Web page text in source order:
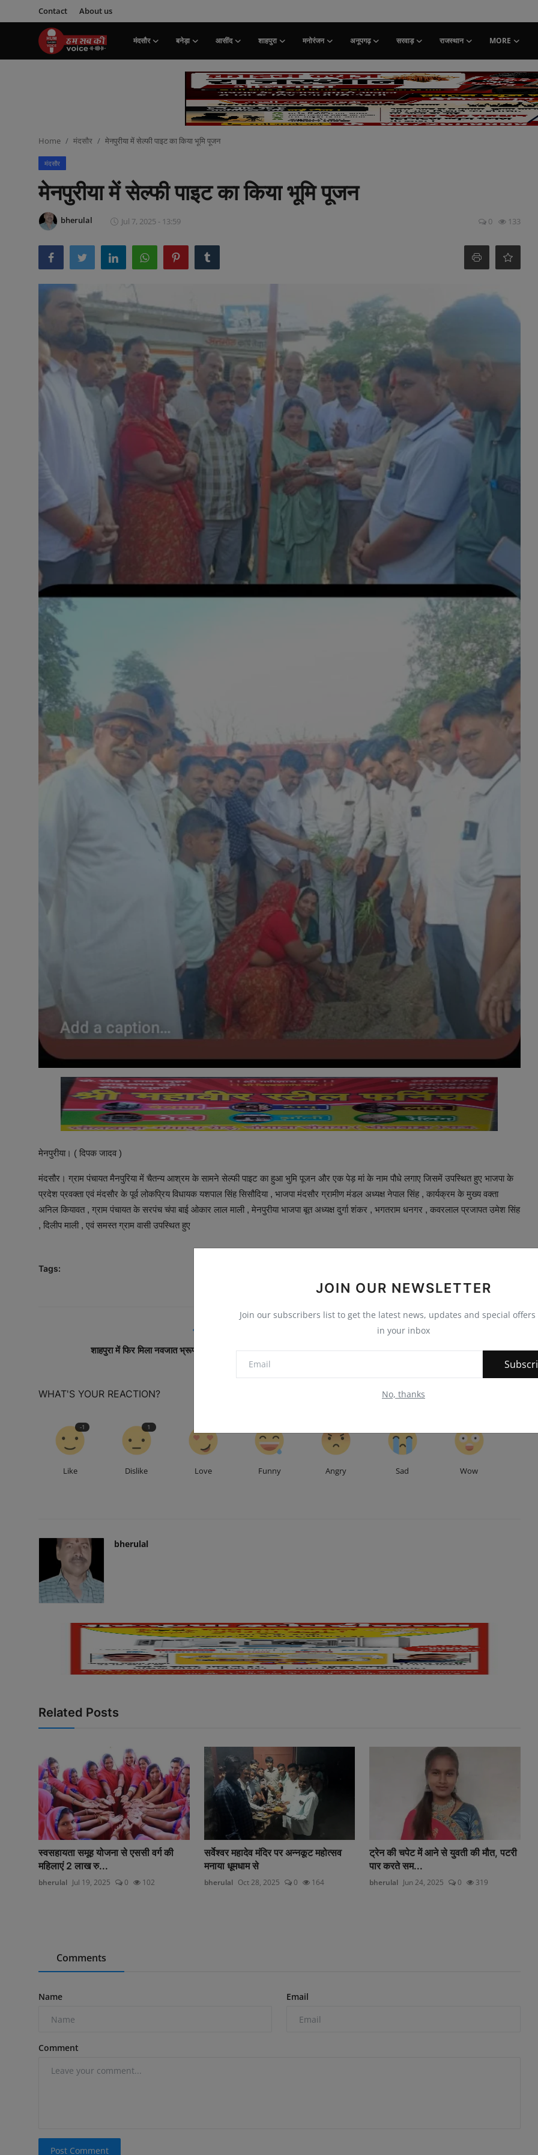
Contact About us
मंदसौर बनेड़ा आसींद शाहपुरा मनोरंजन अनूपगढ़ सरवाड़ राजस्थान MORE
About us
राजस्थान
भीलवाड़ा
JOIN OUR NEWSLETTER
Join our subscribers list to get the latest news, updates and special
in your inbox
No, thanks
Home मंदसौर मेनपुरीया में सेल्फी पाइट का किया भूमि पूजन
मंदसौर
मेनपुरीया में सेल्फी पाइट का किया भूमि पूजन
bherulal Jul 7, 2025 - 13:59 0 133
मेनपुरीया। ( दिपक जादव )
मंदसौर। ग्राम पंचायत मैनपुरिया में चैतन्य आश्रम के सामने सेल्फी पाइट का हुआ भुमि पूजन और एक पेड़ मां के नाम पौधे लगाए जिसमें उपस्थित हुए भाजपा के
प्रदेश प्रवक्ता एवं मंदसौर के पूर्व लोकप्रिय विधायक यशपाल सिंह सिसौदिया , भाजपा मंदसौर ग्रामीण मंडल अध्यक्ष नेपाल सिंह , कार्यक्रम के मुख्य वक्ता
अनिल कियावत , ग्राम पंचायत के सरपंच चंपा बाई ओकार लाल माली , मेनपुरीया भाजपा बूत अध्यक्ष दुर्गा शंकर , भगतराम धनगर , कवरलाल प्रजापत उमेश सिंह
, दिलीप माली , एवं समस्त ग्राम वासी उपस्थित हुए
Tags:
शाहपुरा में फिर मिला नवजात भ्रूण, इलाके में फैली सनसनी योजनाओं का लाभ वास्तविक पात्रों तक पहुँचे
WHAT'S YOUR REACTION?
-1
Like
1
Dislike Love Funny Angry Sad Wow
bherulal
Related Posts
स्वसहायता समूह योजना से एससी वर्ग की
महिलाएं 2 लाख रु...
bherulal Jul 19, 2025 0 102
सर्वेश्वर महादेव मंदिर पर अन्नकूट महोत्सव
मनाया धूमधाम से
bherulal Oct 28, 2025 0 164
ट्रेन की चपेट में आने से युवती की मौत, पटरी
पार करते सम...
bherulal Jun 24, 2025 0 319
Comments
Name Email
Comment
Post Comment